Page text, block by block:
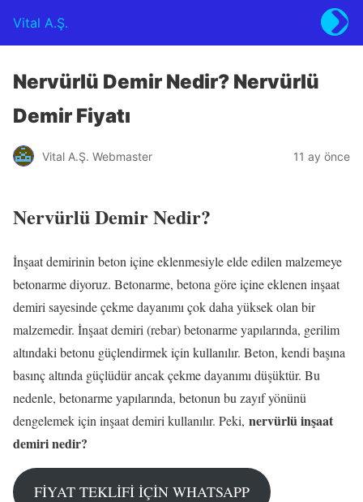
Vital A.Ş.
Nervürlü Demir Nedir? Nervürlü
Demir Fiyatı
Vital A.Ş. Webmaster 11 ay önce
Nervürlü Demir Nedir?
İnşaat demirinin beton içine eklenmesiyle elde edilen malzemeye
betonarme diyoruz. Betonarme, betona göre içine eklenen inşaat
demiri sayesinde çekme dayanımı çok daha yüksek olan bir
malzemedir. İnşaat demiri (rebar) betonarme yapılarında, gerilim
altındaki betonu güçlendirmek için kullanılır. Beton, kendi başına
basınç altında güçlüdür ancak çekme dayanımı düşüktür. Bu
nedenle, betonarme yapılarında, betonun bu zayıf yönünü
dengelemek için inşaat demiri kullanılır. Peki, nervürlü inşaat
demiri nedir?
FİYAT TEKLİFİ İÇİN WHATSAPP